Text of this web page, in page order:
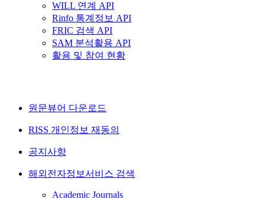
WILL 연계 API
Rinfo 통계정보 API
FRIC 검색 API
SAM 분석활용 API
활용 및 참여 현황
원문뷰어 다운로드
RISS 개인정보 재동의
공지사항
해외전자정보서비스 검색
Academic Journals